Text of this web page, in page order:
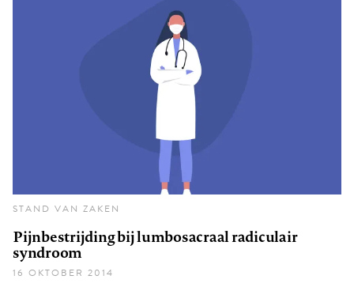
STAND VAN ZAKEN
Pijnbestrijding bij lumbosacraal radiculair
syndroom
16 OKTOBER 2014